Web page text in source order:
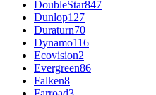
DoubleStar847
Dunlop127
Duraturn70
Dynamo116
Ecovision2
Evergreen86
Falken8